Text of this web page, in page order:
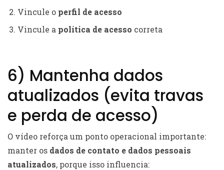
Vincule o perfil de acesso
Vincule a política de acesso correta
6) Mantenha dados
atualizados (evita travas
e perda de acesso)
O vídeo reforça um ponto operacional importante:
manter os dados de contato e dados pessoais
atualizados, porque isso influencia: